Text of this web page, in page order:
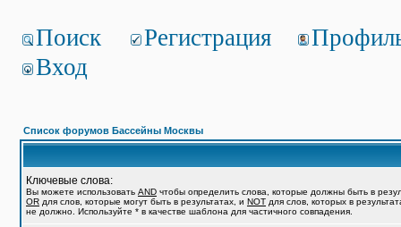
Поиск Регистрация
Вход
Список форумов Бассейны Москвы
Ключевые слова:
Вы можете использовать AND чтобы определить слова, которые должны быть в
OR для слов, которые могут быть в результатах, и NOT для слов, которых в
не должно. Используйте * в качестве шаблона для частичного совпадения.